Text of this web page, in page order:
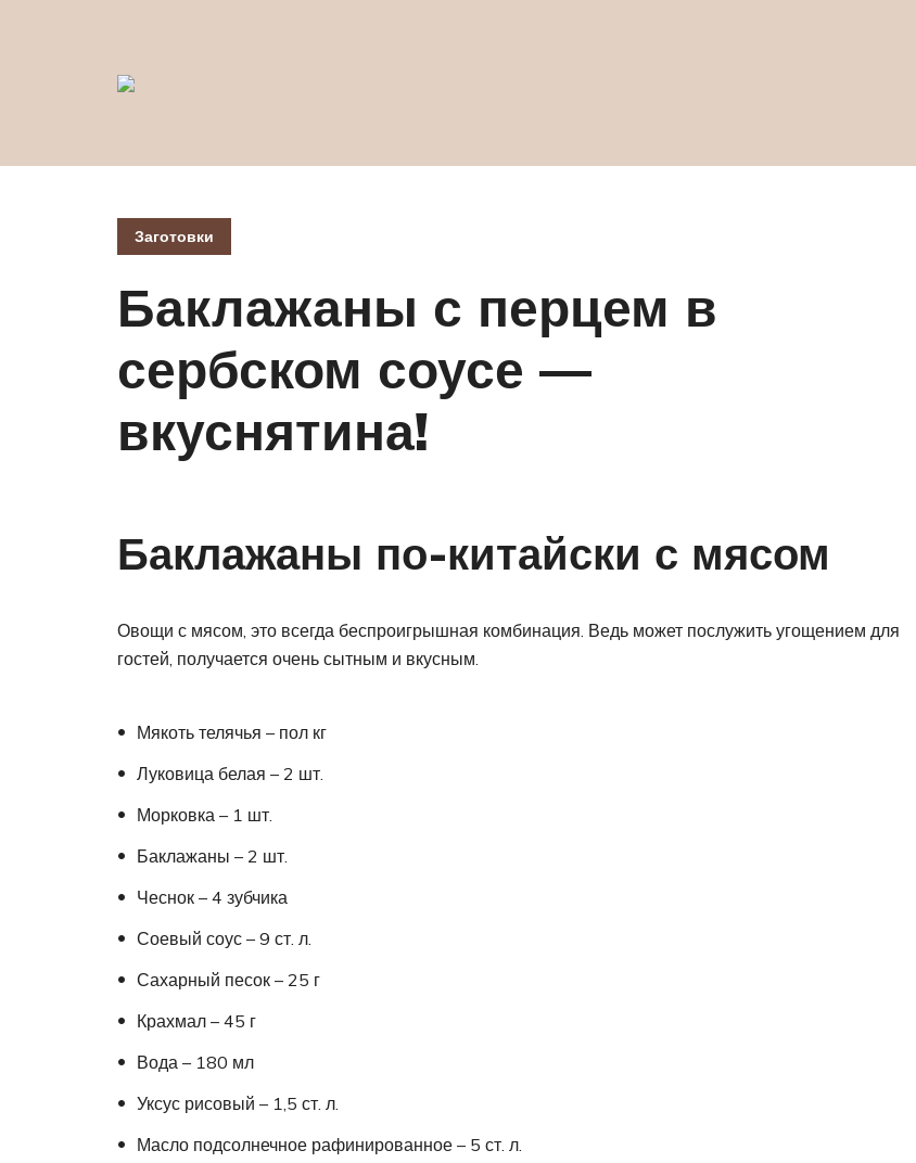
Заготовки
Баклажаны с перцем в
сербском соусе —
вкуснятина!
Баклажаны по-китайски с мясом
Овощи с мясом, это всегда беспроигрышная комбинация. Ведь может послужить угощением для
гостей, получается очень сытным и вкусным.
Мякоть телячья – пол кг
Луковица белая – 2 шт.
Морковка – 1 шт.
Баклажаны – 2 шт.
Чеснок – 4 зубчика
Соевый соус – 9 ст. л.
Сахарный песок – 25 г
Крахмал – 45 г
Вода – 180 мл
Уксус рисовый – 1,5 ст. л.
Масло подсолнечное рафинированное – 5 ст. л.